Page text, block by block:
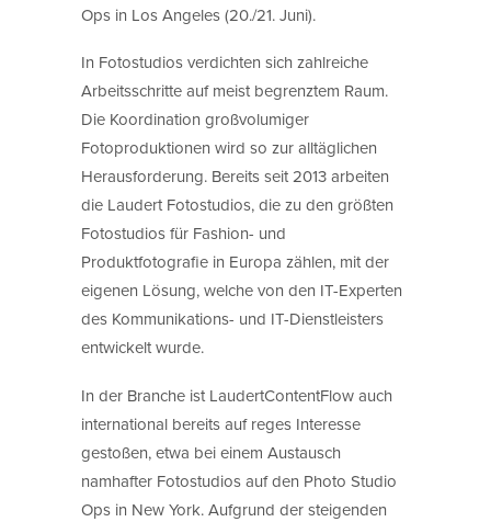
Ops in Los Angeles (20./21. Juni).
In Fotostudios verdichten sich zahlreiche
Arbeitsschritte auf meist begrenztem Raum.
Die Koordination großvolumiger
Fotoproduktionen wird so zur alltäglichen
Herausforderung. Bereits seit 2013 arbeiten
die Laudert Fotostudios, die zu den größten
Fotostudios für Fashion- und
Produktfotografie in Europa zählen, mit der
eigenen Lösung, welche von den IT-Experten
des Kommunikations- und IT-Dienstleisters
entwickelt wurde.
In der Branche ist LaudertContentFlow auch
international bereits auf reges Interesse
gestoßen, etwa bei einem Austausch
namhafter Fotostudios auf den Photo Studio
Ops in New York. Aufgrund der steigenden